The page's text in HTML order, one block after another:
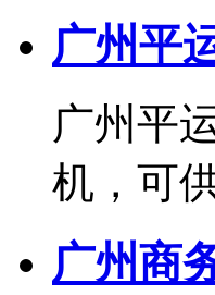
广州平
广州平
机，可
广州商